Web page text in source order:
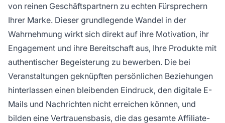
von reinen Geschäftspartnern zu echten Fürsprechern
Ihrer Marke. Dieser grundlegende Wandel in der
Wahrnehmung wirkt sich direkt auf ihre Motivation, ihr
Engagement und ihre Bereitschaft aus, Ihre Produkte mit
authentischer Begeisterung zu bewerben. Die bei
Veranstaltungen geknüpften persönlichen Beziehungen
hinterlassen einen bleibenden Eindruck, den digitale E-
Mails und Nachrichten nicht erreichen können, und
bilden eine Vertrauensbasis, die das gesamte Affiliate-